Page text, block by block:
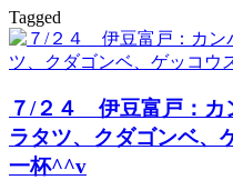
Tagged
７/２４ 伊豆富戸：カ
ラタツ、クダゴンベ、
一杯^^v